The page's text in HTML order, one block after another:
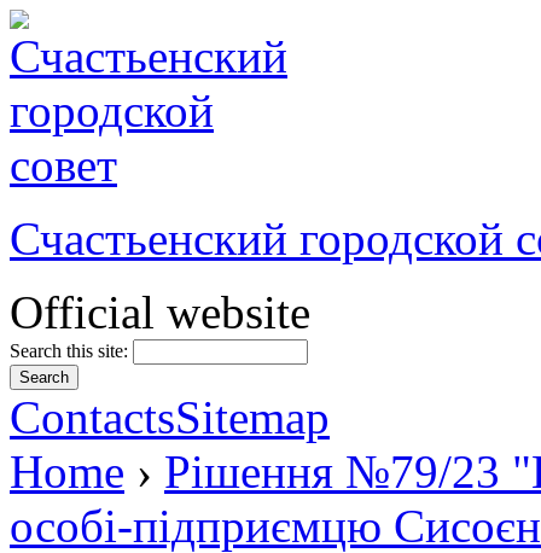
Счастьенский городской
Official website
Search this site:
ContactsSitemap
Home › Рішення №79/23
особі-підприємцю